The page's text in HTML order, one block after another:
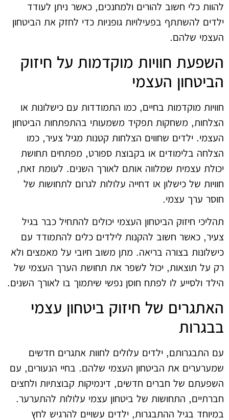
להוות כלי חשוב להורים ולמחנכים, כאשר ניתן לעודד
ילדים להשתתף בפעילויות גופניות כדי לחזק את הביטחון
העצמי שלהם.
השפעת חוויות מוקדמות על חיזוק
הביטחון העצמי
חוויות מוקדמות בחיים, כמו התמודדות עם כישלונות או
הצלחות, משחקות תפקיד משמעותי בהתפתחות הביטחון
העצמי. ילדים שחווים הצלחות קטנות מגיל צעיר, כמו
הצלחה בלימודים או בקבוצת ספורט, מפתחים תחושת
יכולת עצמית שמלווה אותם לאורך השנים. לעומת זאת,
חוויות של כישלון או דחייה עלולות לגרום לתחושות של
חוסר ערך עצמי.
תהליכי חיזוק הביטחון העצמי יכולים להתחיל כבר בגיל
צעיר, כאשר חשוב להקנות לילדים כלים להתמודד עם
כישלונות בצורה בריאה. מתן משוב חיובי על מאמצים ולא
רק על תוצאות, יכול לשפר את תחושת הערך העצמי של
הילד ולסייע לו לפתח חוסן נפשי שיתמוך בו לאורך השנים.
האתגרים של חיזוק ביטחון עצמי
בבגרות
עם התבגרותם, ילדים עלולים לחוות אתגרים חדשים
שמערערים את הביטחון העצמי שלהם. בחיי הנעורים, עם
השפעתם של חברים חדשים, דינמיקות קבוצתיות ולחצים
חברתיים, התחושות של ביטחון עצמי עלולות להתערער.
במיוחד בגיל ההתבגרות, ילדים עשויים להרגיש לחץ